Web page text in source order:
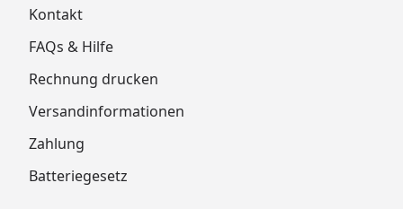
Kontakt
FAQs & Hilfe
Rechnung drucken
Versandinformationen
Zahlung
Batteriegesetz